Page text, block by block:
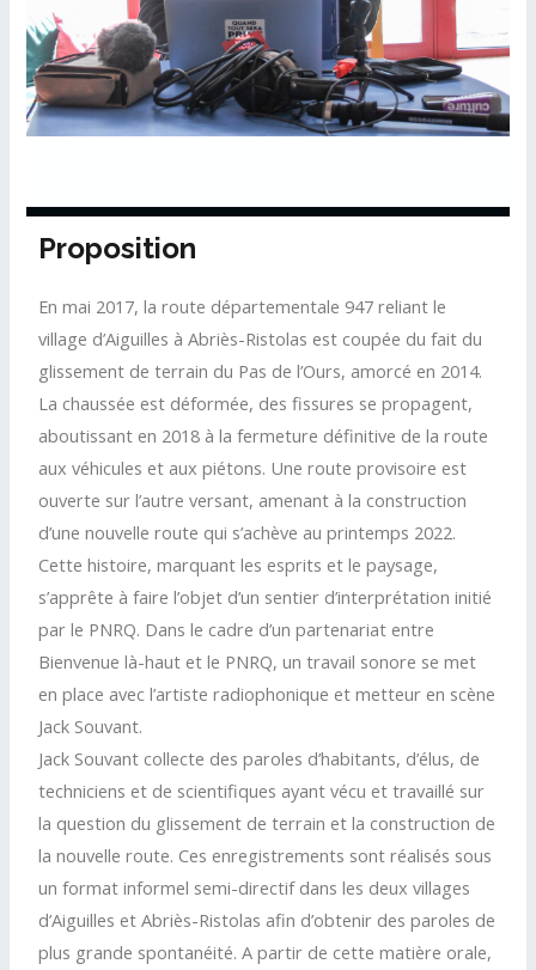
Proposition
En mai 2017, la route départementale 947 reliant le
village d’Aiguilles à Abriès-Ristolas est coupée du fait du
glissement de terrain du Pas de l’Ours, amorcé en 2014.
La chaussée est déformée, des fissures se propagent,
aboutissant en 2018 à la fermeture définitive de la route
aux véhicules et aux piétons. Une route provisoire est
ouverte sur l’autre versant, amenant à la construction
d’une nouvelle route qui s’achève au printemps 2022.
Cette histoire, marquant les esprits et le paysage,
s’apprête à faire l’objet d’un sentier d’interprétation initié
par le PNRQ. Dans le cadre d’un partenariat entre
Bienvenue là-haut et le PNRQ, un travail sonore se met
en place avec l’artiste radiophonique et metteur en scène
Jack Souvant.
Jack Souvant collecte des paroles d’habitants, d’élus, de
techniciens et de scientifiques ayant vécu et travaillé sur
la question du glissement de terrain et la construction de
la nouvelle route. Ces enregistrements sont réalisés sous
un format informel semi-directif dans les deux villages
d’Aiguilles et Abriès-Ristolas afin d’obtenir des paroles de
plus grande spontanéité. A partir de cette matière orale,